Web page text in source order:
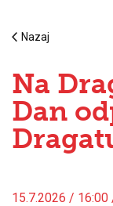
Nazaj
Na
Dan
15.7.2026 / 16:00